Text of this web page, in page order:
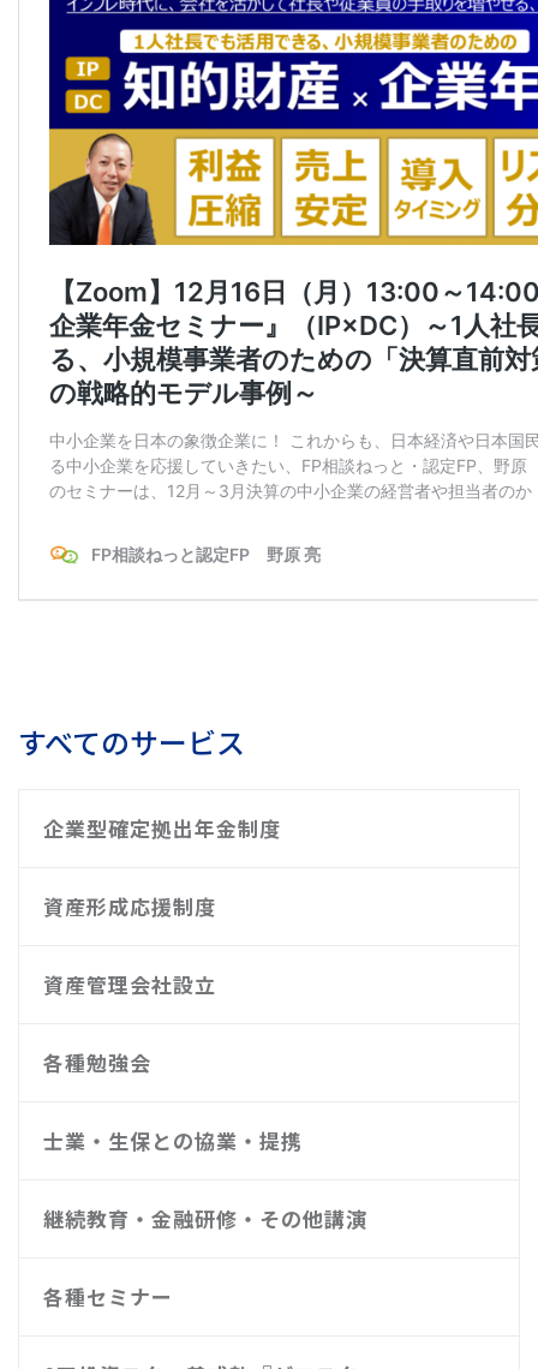
すべてのサービス
企業型確定拠出年金制度
資産形成応援制度
資産管理会社設立
各種勉強会
士業・生保との協業・提携
継続教育・金融研修・その他講演
各種セミナー